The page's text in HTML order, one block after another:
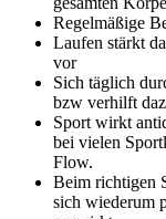
Regelmäßige
Laufen stärkt
vor
Sich täglich
bzw verhilft
Sport wirkt
bei vielen
Flow.
Beim richtigen
sich wiederum